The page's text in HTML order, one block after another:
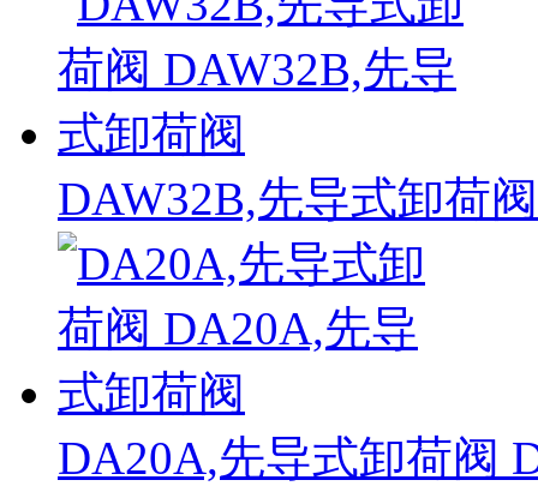
DAW32B,先导式卸荷
DA20A,先导式卸荷阀